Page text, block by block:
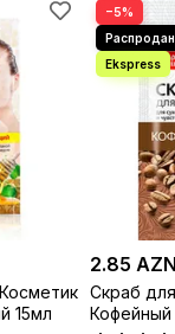
15мл
−5%
2.85 AZN
Скраб